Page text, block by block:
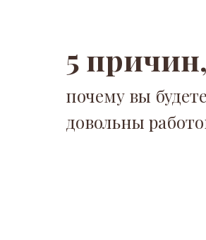
5 причин,
почему вы будете
довольны